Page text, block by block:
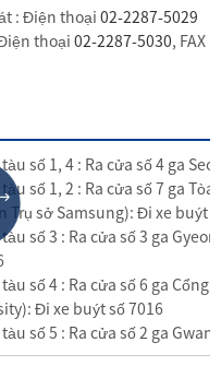
: Điện thoại02-2287-5029
thoại 02-2287-5030, FAX
số 1, 4 : Ra cửa số 4 ga
số 1, 2 : Ra cửa số 7 ga
Trụ sở Samsung): Đi xe buýt
số 3 : Ra cửa số 3 ga
số 4 : Ra cửa số 6 ga
Đi xe buýt số 7016
số 5 : Ra cửa số 2 ga